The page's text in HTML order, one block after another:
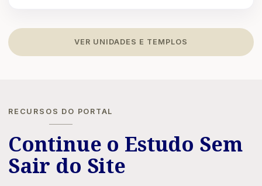
VER UNIDADES E TEMPLOS
RECURSOS DO PORTAL
Continue o Estudo Sem
Sair do Site